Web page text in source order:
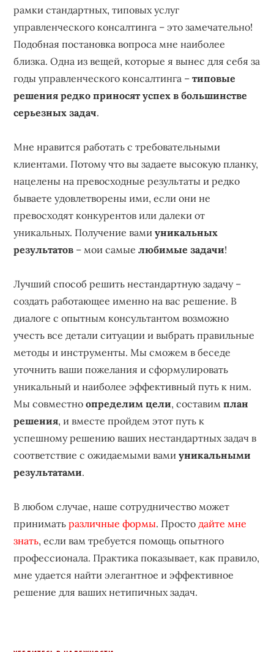
рамки стандартных, типовых услуг
управленческого консалтинга – это замечательно!
Подобная постановка вопроса мне наиболее
близка. Одна из вещей, которые я вынес для себя за
годы управленческого консалтинга –типовые
решения редко приносят успех в большинстве
серьезных задач.
Мне нравится работать с требовательными
клиентами. Потому что вы задаете высокую планку,
нацелены на превосходные результаты и редко
бываете удовлетворены ими, если они не
превосходят конкурентов или далеки от
уникальных. Получение вамиуникальных
результатов – мои самыелюбимые задачи!
Лучший способ решить нестандартную задачу –
создать работающее именно на вас решение. В
диалоге с опытным консультантом возможно
учесть все детали ситуации и выбрать правильные
методы и инструменты. Мы сможем в беседе
уточнить ваши пожелания и сформулировать
уникальный и наиболее эффективный путь к ним.
Мы совместноопределим цели, составимплан
решения, и вместе пройдем этот путь к
успешному решению ваших нестандартных задач в
соответствие с ожидаемыми вамиуникальными
результатами.
В любом случае, наше сотрудничество может
приниматьразличные формы. Простодайте мне
знать, если вам требуется помощь опытного
профессионала. Практика показывает, как правило,
мне удается найти элегантное и эффективное
решение для ваших нетипичных задач.